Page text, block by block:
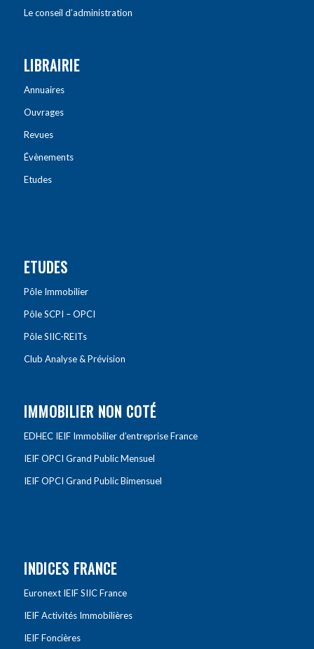
Le conseil d’administration
LIBRAIRIE
Annuaires
Ouvrages
Revues
Évènements
Etudes
ETUDES
Pôle Immobilier
Pôle SCPI – OPCI
Pôle SIIC-REITs
Club Analyse & Prévision
IMMOBILIER NON COTÉ
EDHEC IEIF Immobilier d’entreprise France
IEIF OPCI Grand Public Mensuel
IEIF OPCI Grand Public Bimensuel
INDICES FRANCE
Euronext IEIF SIIC France
IEIF Activités Immobilières
IEIF Foncières